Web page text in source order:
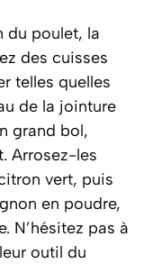
du poulet, la
des cuisses
telles quelles
de la jointure
grand bol,
Arrosez-les
vert, puis
en poudre,
N’hésitez pas à
outil du